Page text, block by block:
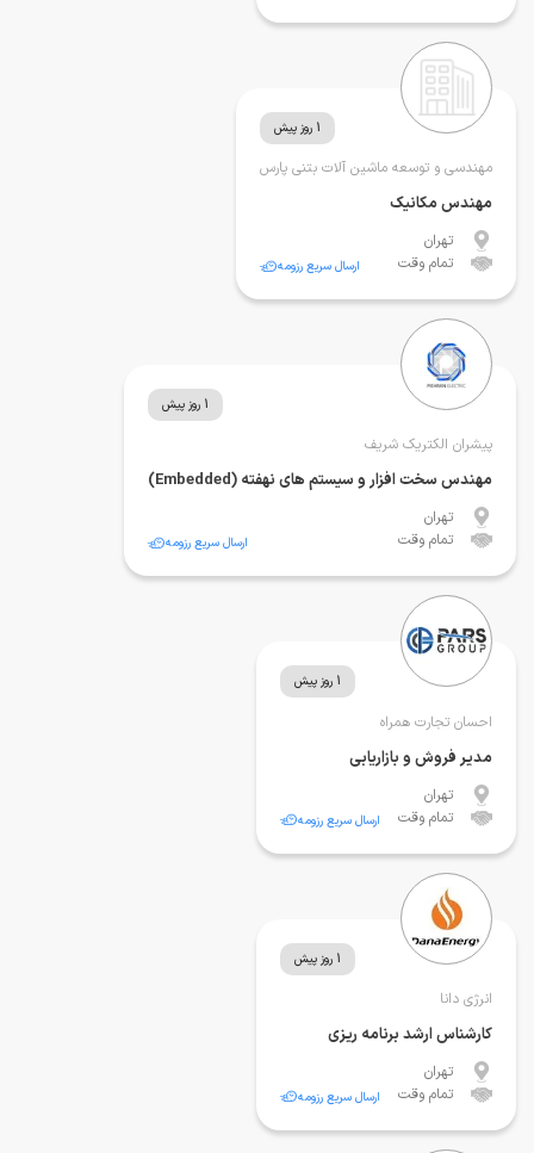
1 روز پیش
مهندسی و توسعه ماشین آلات بتنی پارس
مهندس مکانیک
تهران
تمام وقت
ارسال سریع رزومه
1 روز پیش
پیشران الکتریک شریف
مهندس سخت افزار و سیستم های نهفته (Embedded)
تهران
تمام وقت
ارسال سریع رزومه
1 روز پیش
احسان تجارت همراه
مدیر فروش و بازاریابی
تهران
تمام وقت
ارسال سریع رزومه
1 روز پیش
انرژی دانا
کارشناس ارشد برنامه ریزی
تهران
تمام وقت
ارسال سریع رزومه